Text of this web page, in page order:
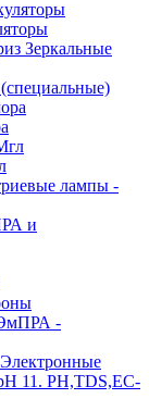
Зеркальные
лампы -
и
-
11. PH,TDS,EC-